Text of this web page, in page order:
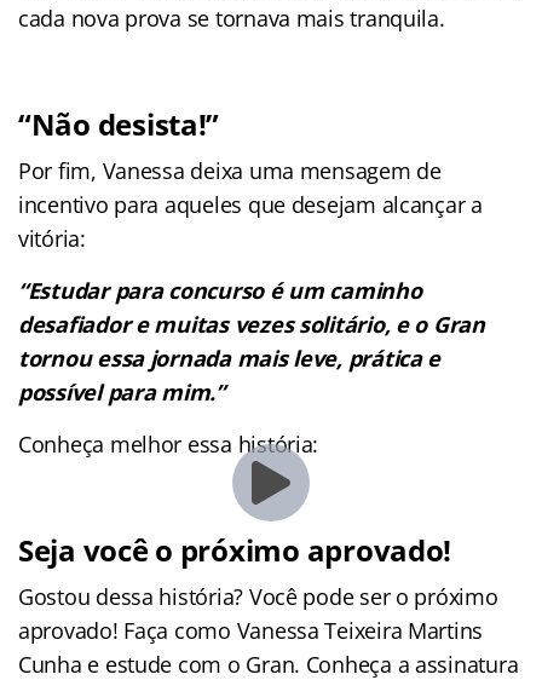
cada nova prova se tornava mais tranquila.
“Não desista!”
Por fim, Vanessa deixa uma mensagem de
incentivo para aqueles que desejam alcançar a
vitória:
“Estudar para concurso é um caminho
desafiador e muitas vezes solitário, e o Gran
tornou essa jornada mais leve, prática e
possível para mim.”
Conheça melhor essa história:
Seja você o próximo aprovado!
Gostou dessa história? Você pode ser o próximo
aprovado! Faça como Vanessa Teixeira Martins
Cunha e estude com o Gran. Conheça a assinatura